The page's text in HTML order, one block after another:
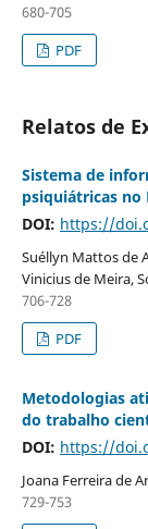
680-705
PDF
Relatos de
Sistema de
psiquiátricas no
DOI: https://
Suéllyn Mattos de
Vinicius de Meira,
706-728
PDF
Metodologias
do trabalho
DOI: https://
Joana Ferreira de
729-753